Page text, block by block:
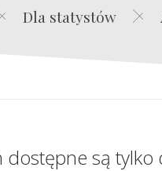
Dla statystów
dostępne są